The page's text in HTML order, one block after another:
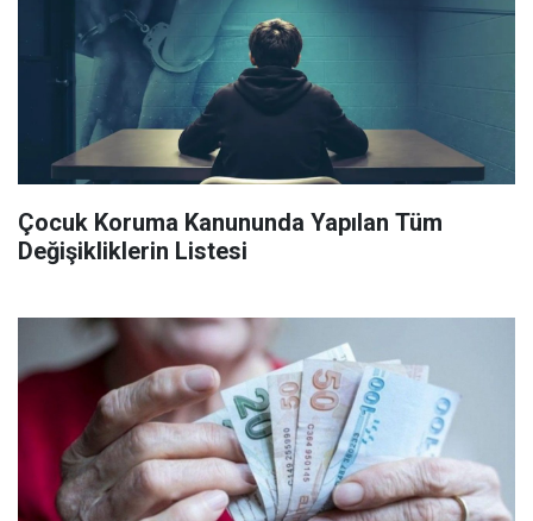
Çocuk Koruma Kanununda Yapılan Tüm
Değişikliklerin Listesi